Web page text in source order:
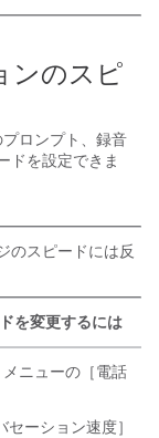
ンのスピ
ロンプト、録音
ドを設定できま
のスピードには反
を変更するには
ニューの［電話
ーション速度］